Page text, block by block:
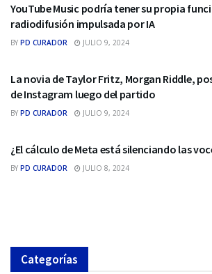
YouTube Music podría tener su propia
radiodifusión impulsada por IA
BY PD CURADOR JULIO 9, 2024
REDES SOCIALES
La novia de Taylor Fritz, Morgan Riddle,
de Instagram luego del partido
BY PD CURADOR JULIO 9, 2024
REDES SOCIALES
¿El cálculo de Meta está silenciando las
BY PD CURADOR JULIO 8, 2024
Categorías